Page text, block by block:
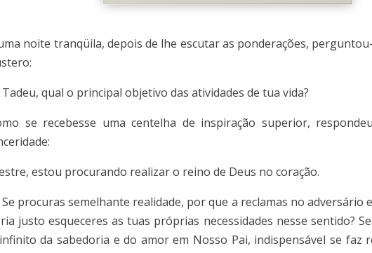
noite tranqüila, depois de lhe escutar as ponderações,
qual o principal objetivo das atividades de tua vida?
se recebesse uma centelha de inspiração superior,
estou procurando realizar o reino de Deus no coração.
procuras semelhante realidade, por que a reclamas no adversário
justo esqueceres as tuas próprias necessidades nesse sentido?
da sabedoria e do amor em Nosso Pai, indispensável se faz